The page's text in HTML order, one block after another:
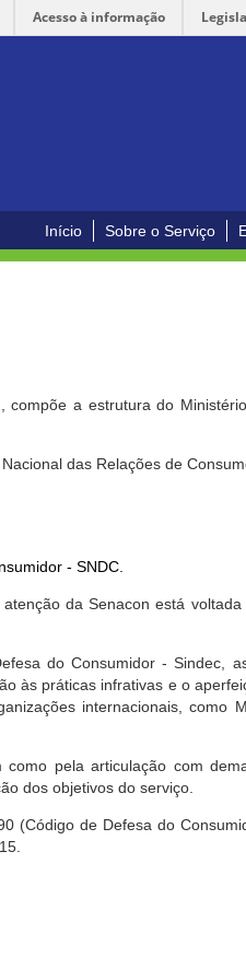
Acesso à informação
Início Sobre o Serviço
a estrutura do
das Relações de
- SNDC.
da Senacon está
do Consumidor - Sindec,
às práticas infrativas e o
internacionais, como
pela articulação com
dos objetivos do serviço.
(Código de Defesa do